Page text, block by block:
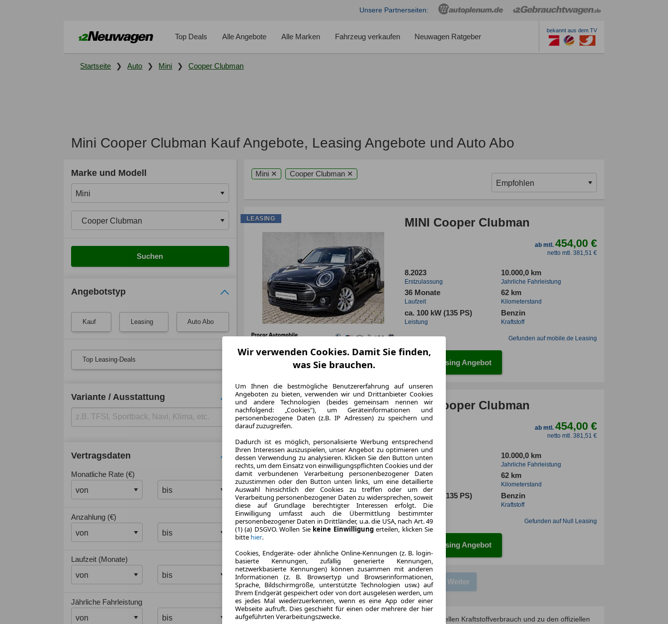
Unsere Partnerseiten:
Top Deals Alle Angebote Alle Marken Fahrzeug verkaufen Neuwagen Ratgeber
bekannt aus dem TV
Startseite Auto Mini Cooper Clubman
Mini Cooper Clubman Kauf Angebote, Leasing Angebote und Auto Abo
Marke und Modell
Suchen
Angebotstyp
Kauf Leasing Auto Abo
Top Leasing-Deals
Variante / Ausstattung
Vertragsdaten
Monatliche Rate (€)
Anzahlung (€)
Laufzeit (Monate)
Jährliche Fahrleistung
Mini ✕ Cooper Clubman ✕
MINI Cooper Clubman
ab mtl.454,00 €
netto mtl. 381,51 €
8.2023
Erstzulassung
10.000,0 km
Jahrliche Fahrleistung
36 Monate
Laufzeit
62 km
Kilometerstand
ca. 100 kW (135 PS)
Leistung
Benzin
Kraftstoff
Gefunden auf mobile.de Leasing
Zum Leasing Angebot
LEASING
MINI Cooper Clubman
ab mtl.454,00 €
netto mtl. 381,51 €
8.2023
Erstzulassung
10.000,0 km
Jahrliche Fahrleistung
36 Monate
Laufzeit
62 km
Kilometerstand
ca. 100 kW (135 PS)
Leistung
Benzin
Kraftstoff
Gefunden auf Null Leasing
Zum Leasing Angebot
LEASING
Zurück 1 Weiter
* Jeweils kombinierte Werte. Weitere Informationen zum offiziellen Kraftstoffverbrauch und zu den offiziellen
Wir verwenden Cookies. Damit Sie finden,
was Sie brauchen.
Um Ihnen die bestmögliche Benutzererfahrung auf unseren
Angeboten zu bieten, verwenden wir und Drittanbieter Cookies
und andere Technologien (beides gemeinsam nennen wir
nachfolgend: „Cookies"), um Geräteinformationen und
personenbezogene Daten (z.B. IP Adressen) zu speichern und
darauf zuzugreifen.
Dadurch ist es möglich, personalisierte Werbung entsprechend
Ihren Interessen auszuspielen, unser Angebot zu optimieren und
dessen Verwendung zu analysieren. Klicken Sie den Button unten
rechts, um dem Einsatz von einwilligungspflichten Cookies und der
damit verbundenen Verarbeitung personenbezogener Daten
zuzustimmen oder den Button unten links, um eine detaillierte
Auswahl hinsichtlich der Cookies zu treffen oder um der
Verarbeitung personenbezogener Daten zu widersprechen, soweit
diese auf Grundlage berechtigter Interessen erfolgt. Die
Einwilligung umfasst auch die Übermittlung bestimmter
personenbezogener Daten in Drittländer, u.a. die USA, nach Art. 49
(1) (a) DSGVO. Wollen Sie keine Einwilligungerteilen, klicken Sie
bitte hier.
Cookies, Endgeräte- oder ähnliche Online-Kennungen (z. B. login-
basierte Kennungen, zufällig generierte Kennungen,
netzwerkbasierte Kennungen) können zusammen mit anderen
Informationen (z. B. Browsertyp und Browserinformationen,
Sprache, Bildschirmgröße, unterstützte Technologien usw.) auf
Ihrem Endgerät gespeichert oder von dort ausgelesen werden, um
es jedes Mal wiederzuerkennen, wenn es eine App oder einer
Webseite aufruft. Dies geschieht für einen oder mehrere der hier
aufgeführten Verarbeitungszwecke.